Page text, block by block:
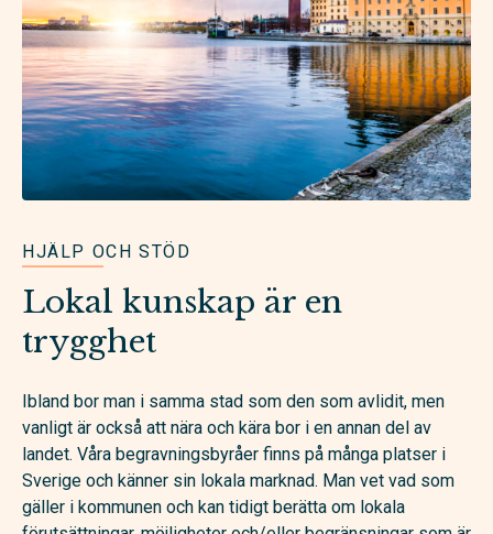
HJÄLP OCH STÖD
Lokal kunskap är en
trygghet
Ibland bor man i samma stad som den som avlidit, men
vanligt är också att nära och kära bor i en annan del av
landet. Våra begravningsbyråer finns på många platser i
Sverige och känner sin lokala marknad. Man vet vad som
gäller i kommunen och kan tidigt berätta om lokala